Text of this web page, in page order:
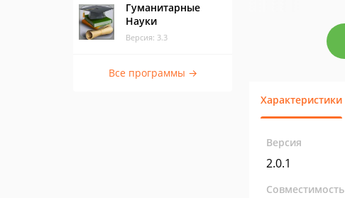
Гуманитарные
Науки
Версия: 3.3
Все программы →
Характеристики
Версия
2.0.1
Совместимость